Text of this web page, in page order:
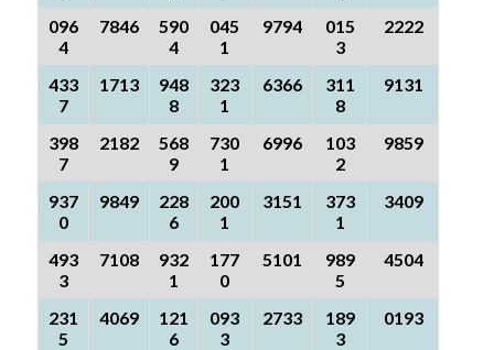
096
4
7846
590
4
045
1
9794
015
3
2222
433
7
1713
948
8
323
1
6366
311
8
9131
398
7
2182
568
9
730
1
6996
103
2
9859
937
0
9849
228
6
200
1
3151
373
1
3409
493
3
7108
932
1
177
0
5101
989
5
4504
231
5
4069
121
6
093
3
2733
189
3
0193